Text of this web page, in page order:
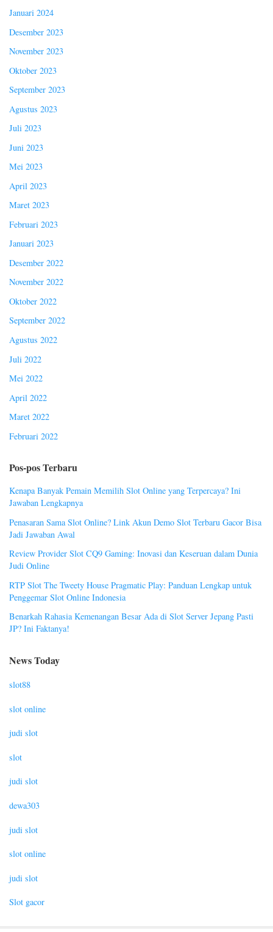
Januari 2024
Desember 2023
November 2023
Oktober 2023
September 2023
Agustus 2023
Juli 2023
Juni 2023
Mei 2023
April 2023
Maret 2023
Februari 2023
Januari 2023
Desember 2022
November 2022
Oktober 2022
September 2022
Agustus 2022
Juli 2022
Mei 2022
April 2022
Maret 2022
Februari 2022
Pos-pos Terbaru
Kenapa Banyak Pemain Memilih Slot Online yang Terpercaya? Ini
Jawaban Lengkapnya
Penasaran Sama Slot Online? Link Akun Demo Slot Terbaru Gacor Bisa
Jadi Jawaban Awal
Review Provider Slot CQ9 Gaming: Inovasi dan Keseruan dalam Dunia
Judi Online
RTP Slot The Tweety House Pragmatic Play: Panduan Lengkap untuk
Penggemar Slot Online Indonesia
Benarkah Rahasia Kemenangan Besar Ada di Slot Server Jepang Pasti
JP? Ini Faktanya!
News Today
slot88
slot online
judi slot
slot
judi slot
dewa303
judi slot
slot online
judi slot
Slot gacor